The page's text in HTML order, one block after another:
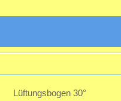
Lüftungsbogen 30°